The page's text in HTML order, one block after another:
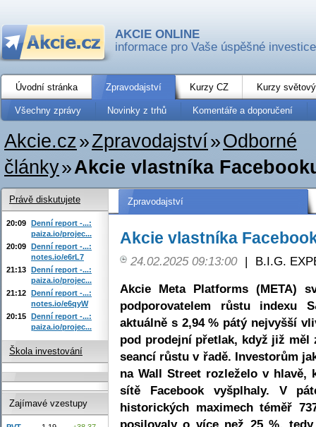
AKCIE ONLINE
informace pro Vaše úspěšné investice
Úvodní stránka Zpravodajství Kurzy CZ Kurzy
Všechny zprávy Novinky z trhů Komentáře a doporučení
Akcie.cz»Zpravodajství»Odborné
články»Akcie vlastníka
Zpravodajství
Akcie vlastníka
24.02.2025 09:13:00 |
B.I.G.
Akcie Meta Platforms (META)
podporovatelem růstu indexu
aktuálně s 2,94 % pátý nejvyšší
pod prodejní přetlak, když již měl
seancí růstu v řadě. Investorům
na Wall Street rozleželo v hlavě,
sítě Facebook vyšplhaly. V
historických maximech téměř
posilovaly o více než 25 %,
Právě diskutujete
20:09 Denní report -...:
paiza.io/projec...
20:09 Denní report -...:
notes.io/e6rL7
21:13 Denní report -...:
paiza.io/projec...
21:12 Denní report -...:
notes.io/e6qyW
20:15 Denní report -...:
paiza.io/projec...
Škola investování
Zajímavé vzestupy